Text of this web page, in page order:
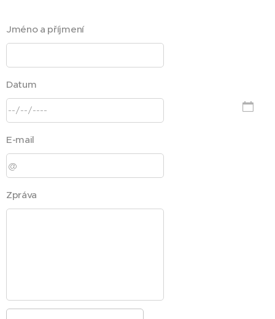
Jméno a příjmení
Datum
E-mail
Zpráva